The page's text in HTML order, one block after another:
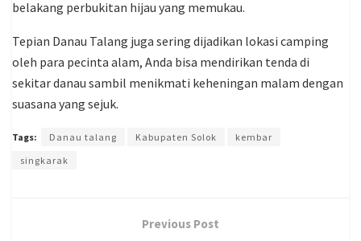
belakang perbukitan hijau yang memukau.
Tepian Danau Talang juga sering dijadikan lokasi camping
oleh para pecinta alam, Anda bisa mendirikan tenda di
sekitar danau sambil menikmati keheningan malam dengan
suasana yang sejuk.
Tags: Danau talang Kabupaten Solok
kembar
singkarak
Previous Post